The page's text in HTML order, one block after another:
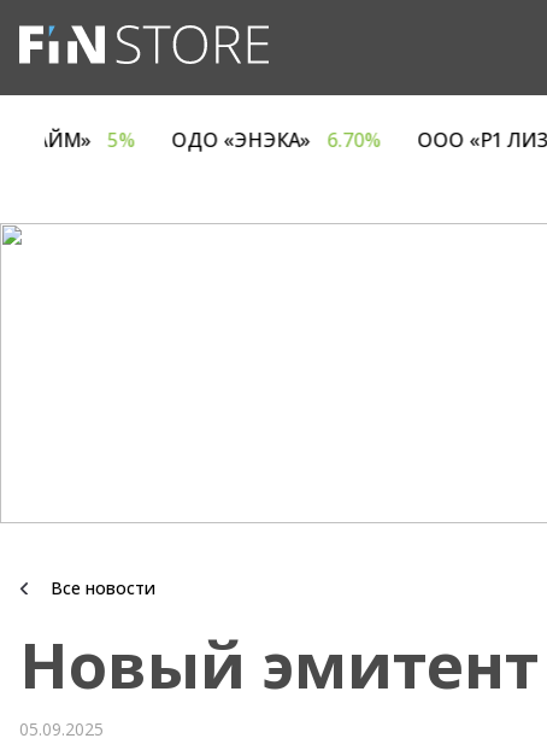
ЕВРОТАЙМ» 5% ОДО «ЭНЭКА» 6.70%
Все новости
Новый
05.09.2025